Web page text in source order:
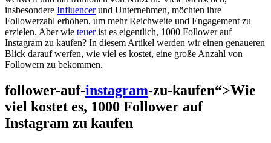
insbesondere Influencerund​ Unternehmen,‍ möchten⁤ ihre ​
Followerzahl erhöhen, um mehr Reichweite und Engagement zu
erzielen. Aber wie teuerist es eigentlich, 1000 Follower auf
Instagram zu kaufen? In diesem Artikel werden wir einen genaueren
Blick darauf werfen, ‌wie viel es kostet, eine große Anzahl von
Followern zu ⁢bekommen.
follower-auf-instagram-zu-kaufen“>Wie
viel kostet es, 1000 Follower auf
Instagram zu kaufen